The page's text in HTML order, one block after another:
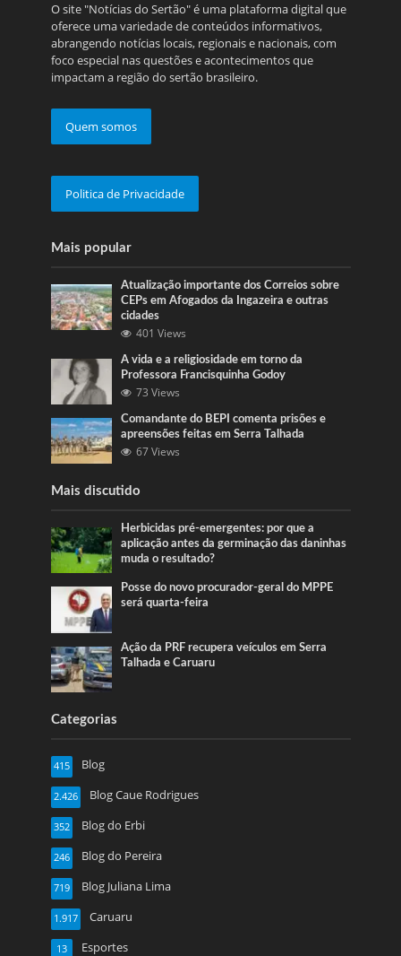
O site "Notícias do Sertão" é uma plataforma digital que
oferece uma variedade de conteúdos informativos,
abrangendo notícias locais, regionais e nacionais, com
foco especial nas questões e acontecimentos que
impactam a região do sertão brasileiro.
Quem somos
Politica de Privacidade
Mais popular
Atualização importante dos Correios sobre
CEPs em Afogados da Ingazeira e outras
cidades
401 Views
A vida e a religiosidade em torno da
Professora Francisquinha Godoy
73 Views
Comandante do BEPI comenta prisões e
apreensões feitas em Serra Talhada
67 Views
Mais discutido
Herbicidas pré-emergentes: por que a
aplicação antes da germinação das daninhas
muda o resultado?
Posse do novo procurador-geral do MPPE
será quarta-feira
Ação da PRF recupera veículos em Serra
Talhada e Caruaru
Categorias
Blog
415
Blog Caue Rodrigues
2.426
Blog do Erbi
352
Blog do Pereira
246
Blog Juliana Lima
719
Caruaru
1.917
Esportes
13